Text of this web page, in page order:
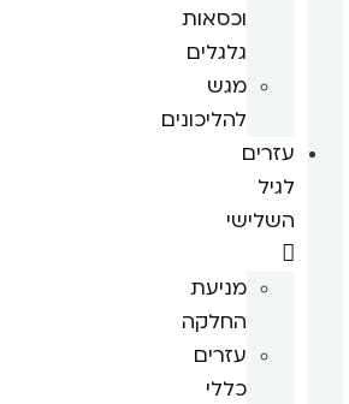
וכסאות
גלגלים
מגש
להליכונים
עזרים
לגיל
השלישי
מניעת
החלקה
עזרים
כללי